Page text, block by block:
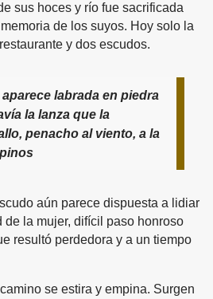
sus hoces y río fue sacrificada
de los suyos. Hoy solo la
y dos escudos.
labrada en piedra
la lanza que la
penacho al viento, a la
aún parece dispuesta a lidiar
de la mujer, difícil paso honroso
resultó perdedora y a un tiempo
se estira y empina. Surgen